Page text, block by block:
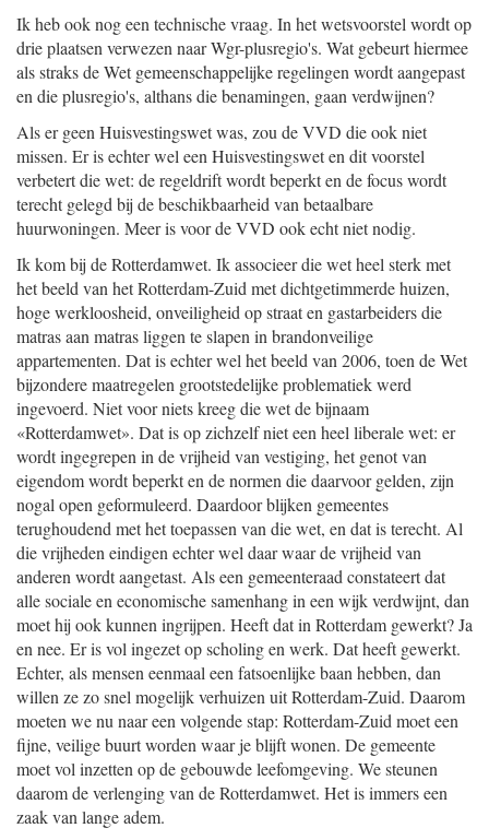
Ik heb ook nog een technische vraag. In het wetsvoorstel wordt op
drie plaatsen verwezen naar Wgr-plusregio's. Wat gebeurt hiermee
als straks de Wet gemeenschappelijke regelingen wordt aangepast
en die plusregio's, althans die benamingen, gaan verdwijnen?
Als er geen Huisvestingswet was, zou de VVD die ook niet
missen. Er is echter wel een Huisvestingswet en dit voorstel
verbetert die wet: de regeldrift wordt beperkt en de focus wordt
terecht gelegd bij de beschikbaarheid van betaalbare
huurwoningen. Meer is voor de VVD ook echt niet nodig.
Ik kom bij de Rotterdamwet. Ik associeer die wet heel sterk met
het beeld van het Rotterdam-Zuid met dichtgetimmerde huizen,
hoge werkloosheid, onveiligheid op straat en gastarbeiders die
matras aan matras liggen te slapen in brandonveilige
appartementen. Dat is echter wel het beeld van 2006, toen de Wet
bijzondere maatregelen grootstedelijke problematiek werd
ingevoerd. Niet voor niets kreeg die wet de bijnaam
«Rotterdamwet». Dat is op zichzelf niet een heel liberale wet: er
wordt ingegrepen in de vrijheid van vestiging, het genot van
eigendom wordt beperkt en de normen die daarvoor gelden, zijn
nogal open geformuleerd. Daardoor blijken gemeentes
terughoudend met het toepassen van die wet, en dat is terecht. Al
die vrijheden eindigen echter wel daar waar de vrijheid van
anderen wordt aangetast. Als een gemeenteraad constateert dat
alle sociale en economische samenhang in een wijk verdwijnt, dan
moet hij ook kunnen ingrijpen. Heeft dat in Rotterdam gewerkt? Ja
en nee. Er is vol ingezet op scholing en werk. Dat heeft gewerkt.
Echter, als mensen eenmaal een fatsoenlijke baan hebben, dan
willen ze zo snel mogelijk verhuizen uit Rotterdam-Zuid. Daarom
moeten we nu naar een volgende stap: Rotterdam-Zuid moet een
fijne, veilige buurt worden waar je blijft wonen. De gemeente
moet vol inzetten op de gebouwde leefomgeving. We steunen
daarom de verlenging van de Rotterdamwet. Het is immers een
zaak van lange adem.